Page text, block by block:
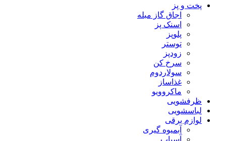
پخت و پز
اجاق گاز مبله
اسنک پز
پلوپز
توستر
زودپز
سرخ کن
سولاردوم
غذاساز
ماکروویو
ظرفشویی
لباسشویی
لوازم برقی
آبمیوه گیری
آسیاب